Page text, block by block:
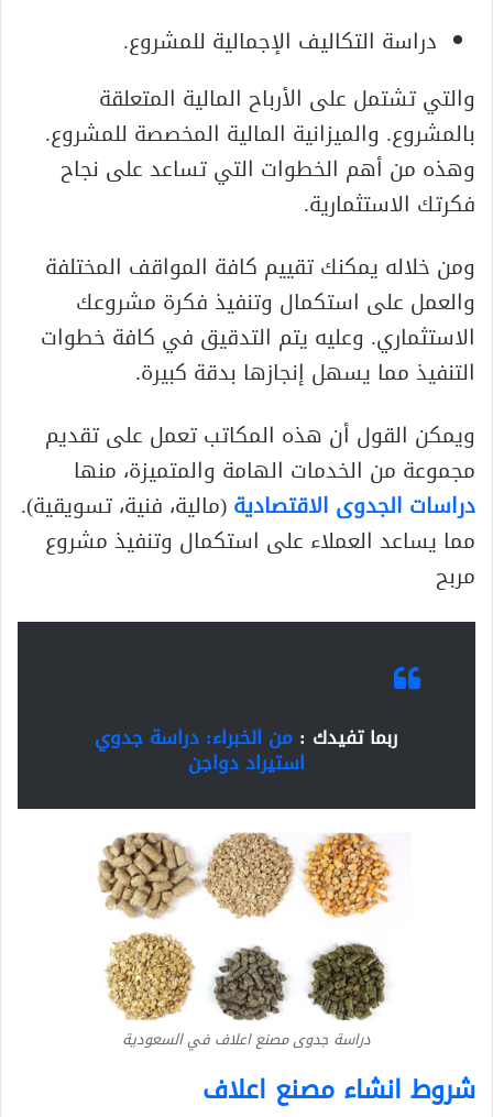
دراسة التكاليف الإجمالية للمشروع.
والتي تشتمل على الأرباح المالية المتعلقة
بالمشروع. والميزانية المالية المخصصة للمشروع.
وهذه من أهم الخطوات التي تساعد على نجاح
فكرتك الاستثمارية.
ومن خلاله يمكنك تقييم كافة المواقف المختلفة
والعمل على استكمال وتنفيذ فكرة مشروعك
الاستثماري. وعليه يتم التدقيق في كافة خطوات
التنفيذ مما يسهل إنجازها بدقة كبيرة.
ويمكن القول أن هذه المكاتب تعمل على تقديم
مجموعة من الخدمات الهامة والمتميزة، منها
دراسات الجدوى الاقتصادية(مالية، فنية، تسويقية).
مما يساعد العملاء على استكمال وتنفيذ مشروع
مربح
ربما تفيدك : من الخبراء: دراسة جدوي
استيراد دواجن
دراسة جدوى مصنع اعلاف في السعودية
شروط انشاء مصنع اعلاف